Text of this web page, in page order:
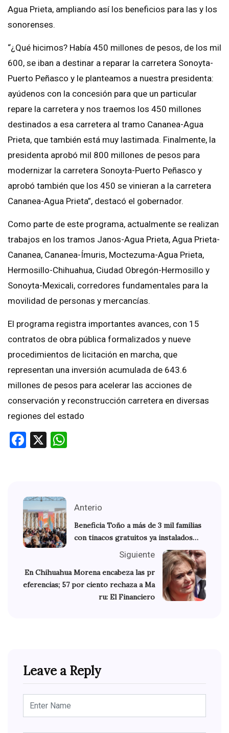
Agua Prieta, ampliando así los beneficios para las y los
sonorenses.
“¿Qué hicimos? Había 450 millones de pesos, de los mil
600, se iban a destinar a reparar la carretera Sonoyta-
Puerto Peñasco y le planteamos a nuestra presidenta:
ayúdenos con la concesión para que un particular
repare la carretera y nos traemos los 450 millones
destinados a esa carretera al tramo Cananea-Agua
Prieta, que también está muy lastimada. Finalmente, la
presidenta aprobó mil 800 millones de pesos para
modernizar la carretera Sonoyta-Puerto Peñasco y
aprobó también que los 450 se vinieran a la carretera
Cananea-Agua Prieta”, destacó el gobernador.
Como parte de este programa, actualmente se realizan
trabajos en los tramos Janos-Agua Prieta, Agua Prieta-
Cananea, Cananea-Ímuris, Moctezuma-Agua Prieta,
Hermosillo-Chihuahua, Ciudad Obregón-Hermosillo y
Sonoyta-Mexicali, corredores fundamentales para la
movilidad de personas y mercancías.
El programa registra importantes avances, con 15
contratos de obra pública formalizados y nueve
procedimientos de licitación en marcha, que
representan una inversión acumulada de 643.6
millones de pesos para acelerar las acciones de
conservación y reconstrucción carretera en diversas
regiones del estado
Facebook
X
Anterio
Beneficia Toño a más de 3 mil familias
con tinacos gratuitos ya instalados…
Siguiente
En Chihuahua Morena encabeza las pr
eferencias; 57 por ciento rechaza a Ma
ru: El Financiero
Leave a Reply